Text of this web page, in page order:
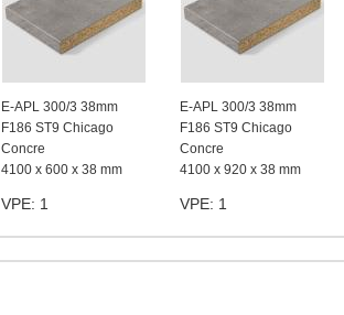
E-APL 300/3 38mm
F186 ST9 Chicago
Concre
4100 x 600 x 38 mm
VPE: 1
E-APL 300/3 38mm
F186 ST9 Chicago
Concre
4100 x 920 x 38 mm
VPE: 1